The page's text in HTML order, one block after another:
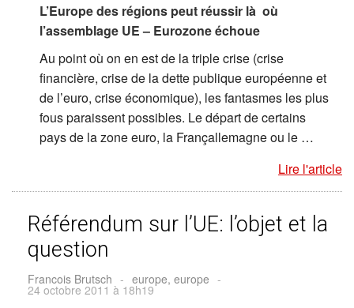
L’Europe des régions peut réussir là où
l’assemblage UE – Eurozone échoue
Au point où on en est de la triple crise (crise
financière, crise de la dette publique européenne et
de l’euro, crise économique), les fantasmes les plus
fous paraissent possibles. Le départ de certains
pays de la zone euro, la Françallemagne ou le …
Lire l'article
Référendum sur l’UE: l’objet et la
question
Francois Brutsch - europe, europe -
24 octobre 2011 à 18h19